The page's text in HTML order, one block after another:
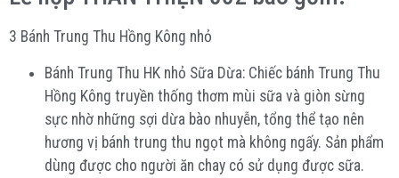
3 Bánh Trung Thu Hồng Kông nhỏ
Bánh Trung Thu HK nhỏ Sữa Dừa: Chiếc bánh Trung Thu
Hồng Kông truyền thống thơm mùi sữa và giòn sừng
sực nhờ những sợi dừa bào nhuyễn, tổng thể tạo nên
hương vị bánh trung thu ngọt mà không ngấy. Sản phẩm
dùng được cho người ăn chay có sử dụng được sữa.